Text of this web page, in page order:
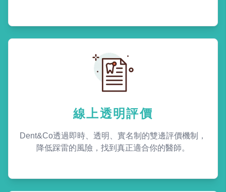
線上透明評價
Dent&Co透過即時、透明、實名制的雙邊評價機制，
降低踩雷的風險，找到真正適合你的醫師。